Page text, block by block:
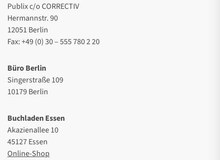
Publix c/o CORRECTIV
Hermannstr. 90
12051 Berlin
Fax: +49 (0) 30 – 555 780 2 20
Büro Berlin
Singerstraße 109
10179 Berlin
Buchladen Essen
Akazienallee 10
45127 Essen
Online-Shop